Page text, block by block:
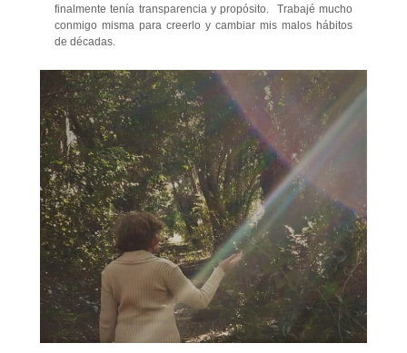
finalmente tenía transparencia y propósito. Trabajé mucho
conmigo misma para creerlo y cambiar mis malos hábitos
de décadas.